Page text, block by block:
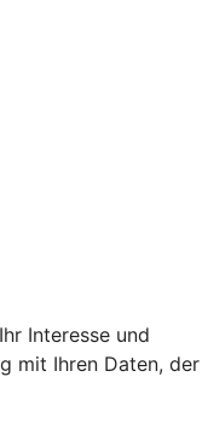
Interesse und
mit Ihren Daten, der